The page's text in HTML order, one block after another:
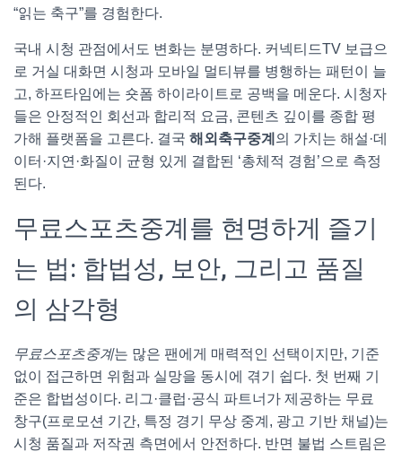
“읽는 축구”를 경험한다.
국내 시청 관점에서도 변화는 분명하다. 커넥티드TV 보급으
로 거실 대화면 시청과 모바일 멀티뷰를 병행하는 패턴이 늘
고, 하프타임에는 숏폼 하이라이트로 공백을 메운다. 시청자
들은 안정적인 회선과 합리적 요금, 콘텐츠 깊이를 종합 평
가해 플랫폼을 고른다. 결국 해외축구중계 의 가치는 해설·데
이터·지연·화질이 균형 있게 결합된 ‘총체적 경험’으로 측정
된다.
무료스포츠중계를 현명하게 즐기
는 법: 합법성, 보안, 그리고 품질
의 삼각형
무료스포츠중계는 많은 팬에게 매력적인 선택이지만, 기준
없이 접근하면 위험과 실망을 동시에 겪기 쉽다. 첫 번째 기
준은 합법성이다. 리그·클럽·공식 파트너가 제공하는 무료
창구(프로모션 기간, 특정 경기 무상 중계, 광고 기반 채널)는
시청 품질과 저작권 측면에서 안전하다. 반면 불법 스트림은